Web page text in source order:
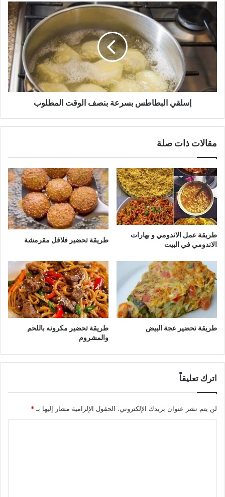
إسلقي
بسرعة
بنصف
الوقت
إسلقي البطاطس بسرعة بنصف الوقت المطلوب
مقالات ذات صلة
طريقة عمل الاندومي و بهارات
الاندومي في البيت
طريقة تحضير فلافل مقرمشة
طريقة تحضير عجة البيض
طريقة تحضير مكرونه باللحم
والمشروم
اترك تعليقاً
لن يتم نشر عنوان بريدك الإلكتروني. الحقول الإلزامية مشار إليها بـ *